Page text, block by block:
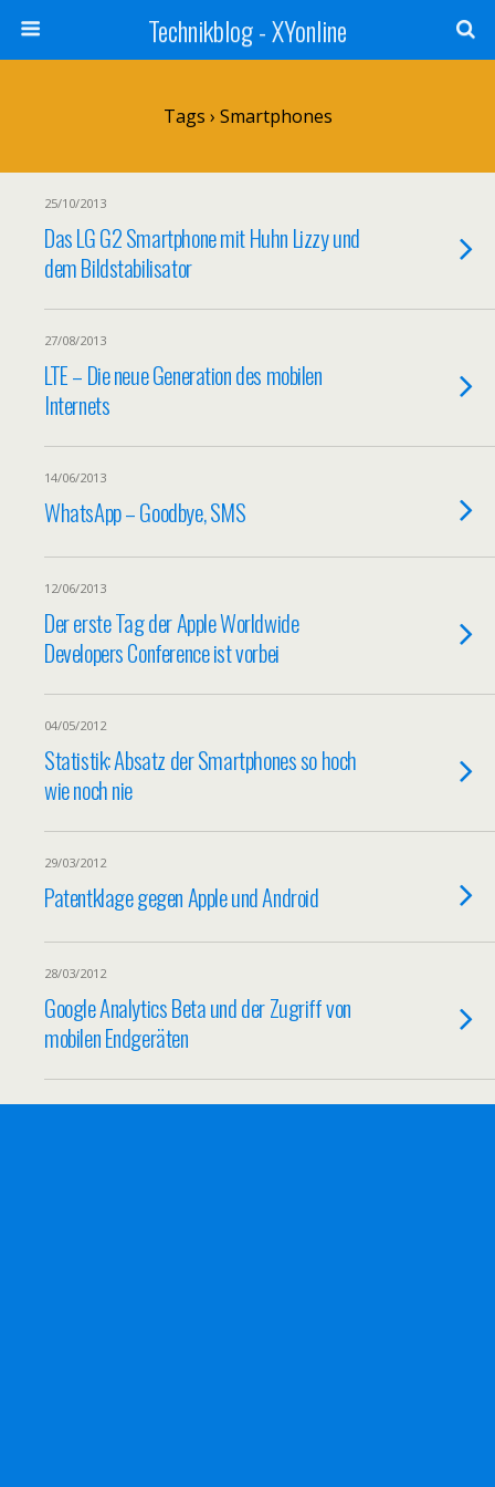
Technikblog - XYonline
Tags › Smartphones
25/10/2013
Das LG G2 Smartphone mit Huhn Lizzy und
dem Bildstabilisator
27/08/2013
LTE – Die neue Generation des mobilen
Internets
14/06/2013
WhatsApp – Goodbye, SMS
12/06/2013
Der erste Tag der Apple Worldwide
Developers Conference ist vorbei
04/05/2012
Statistik: Absatz der Smartphones so hoch
wie noch nie
29/03/2012
Patentklage gegen Apple und Android
28/03/2012
Google Analytics Beta und der Zugriff von
mobilen Endgeräten